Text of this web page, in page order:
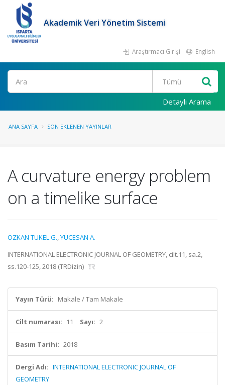
Akademik Veri Yönetim Sistemi
Araştırmacı Girişi English
Ara
Detaylı Arama
ANA SAYFA SON EKLENEN YAYINLAR
A curvature energy problem
on a timelike surface
ÖZKAN TÜKEL G.,YÜCESAN A.
INTERNATIONAL ELECTRONIC JOURNAL OF GEOMETRY, cilt.11, sa.2,
ss.120-125, 2018 (TRDizin)
Yayın Türü: Makale / Tam Makale
Cilt numarası: 11 Sayı: 2
Basım Tarihi: 2018
Dergi Adı: INTERNATIONAL ELECTRONIC JOURNAL OF
GEOMETRY